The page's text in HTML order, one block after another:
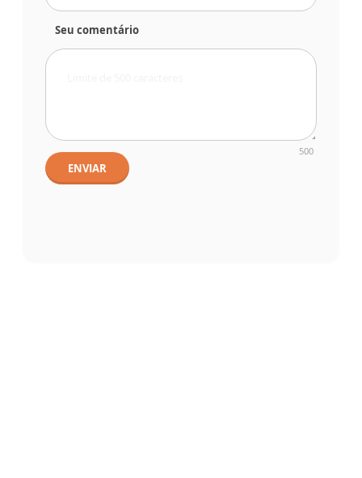
Seu comentário
500
ENVIAR